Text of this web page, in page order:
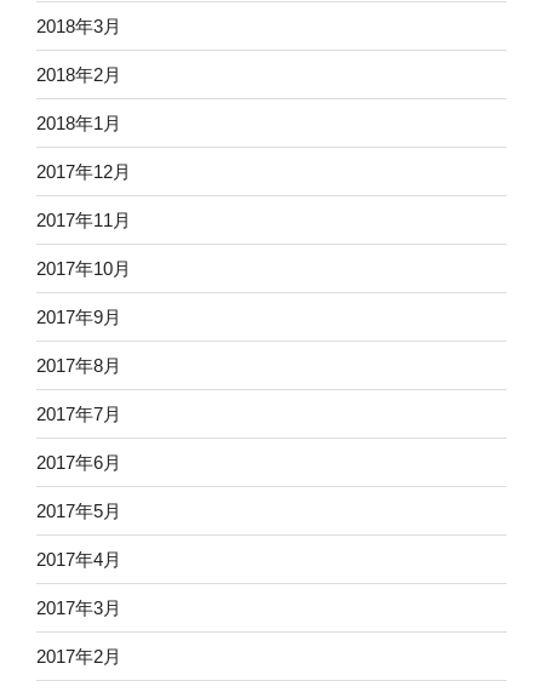
2018年3月
2018年2月
2018年1月
2017年12月
2017年11月
2017年10月
2017年9月
2017年8月
2017年7月
2017年6月
2017年5月
2017年4月
2017年3月
2017年2月